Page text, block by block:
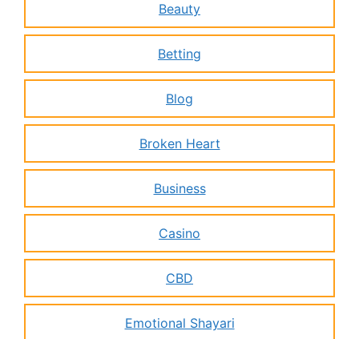
Beauty
Betting
Blog
Broken Heart
Business
Casino
CBD
Emotional Shayari